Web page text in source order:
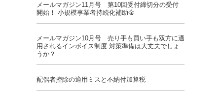
メールマガジン11月号 第10回受付締切分の受付
開始！ 小規模事業者持続化補助金
メールマガジン10月号 売り手も買い手も双方に適
用されるインボイス制度 対策準備は大丈夫でしょ
うか？
配偶者控除の適用ミスと不納付加算税